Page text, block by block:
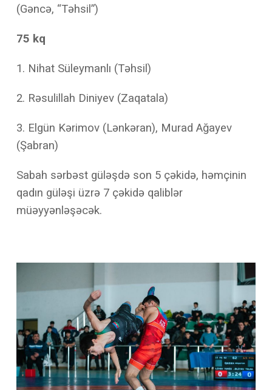
(Gəncə, “Təhsil”)
75 kq
1. Nihat Süleymanlı (Təhsil)
2. Rəsulillah Diniyev (Zaqatala)
3. Elgün Kərimov (Lənkəran), Murad Ağayev
(Şabran)
Sabah sərbəst güləşdə son 5 çəkidə, həmçinin
qadın güləşi üzrə 7 çəkidə qaliblər
müəyyənləşəcək.